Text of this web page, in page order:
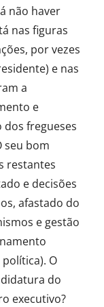
não haver
nas figuras
por vezes
e nas
a
e
dos fregueses
seu bom
restantes
e decisões
afastado do
e gestão
O
do
executivo?